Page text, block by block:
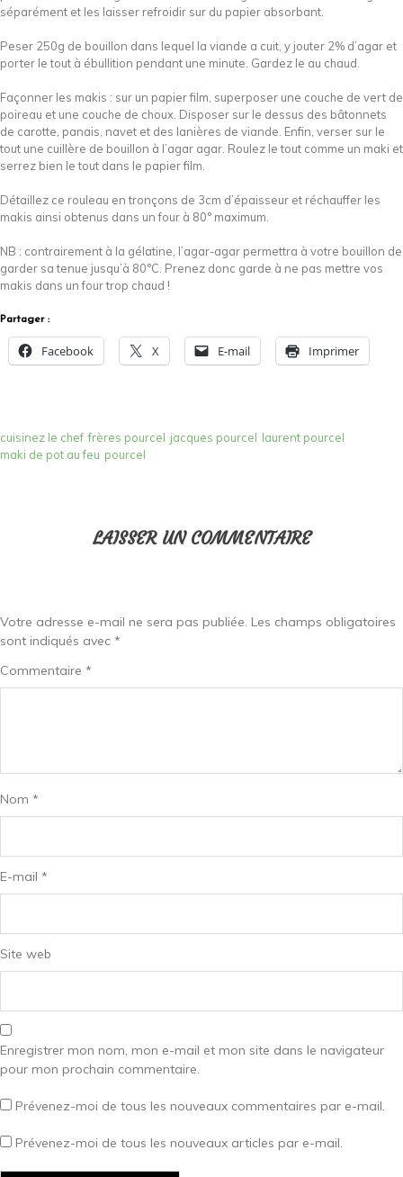
séparément et les laisser refroidir sur du papier absorbant.
Peser 250g de bouillon dans lequel la viande a cuit, y jouter 2% d’agar et
porter le tout à ébullition pendant une minute. Gardez le au chaud.
Façonner les makis : sur un papier film, superposer une couche de vert de
poireau et une couche de choux. Disposer sur le dessus des bâtonnets
de carotte, panais, navet et des lanières de viande. Enfin, verser sur le
tout une cuillère de bouillon à l’agar agar. Roulez le tout comme un maki et
serrez bien le tout dans le papier film.
Détaillez ce rouleau en tronçons de 3cm d’épaisseur et réchauffer les
makis ainsi obtenus dans un four à 80° maximum.
NB : contrairement à la gélatine, l’agar-agar permettra à votre bouillon de
garder sa tenue jusqu’à 80°C. Prenez donc garde à ne pas mettre vos
makis dans un four trop chaud !
Partager :
Facebook X E-mail Imprimer
cuisinez le chef frères pourcel jacques pourcel laurent pourcel
maki de pot au feu pourcel
LAISSER UN COMMENTAIRE
Votre adresse e-mail ne sera pas publiée. Les champs obligatoires
sont indiqués avec *
Commentaire *
Nom *
E-mail *
Site web
Enregistrer mon nom, mon e-mail et mon site dans le navigateur
pour mon prochain commentaire.
Prévenez-moi de tous les nouveaux commentaires par e-mail.
Prévenez-moi de tous les nouveaux articles par e-mail.